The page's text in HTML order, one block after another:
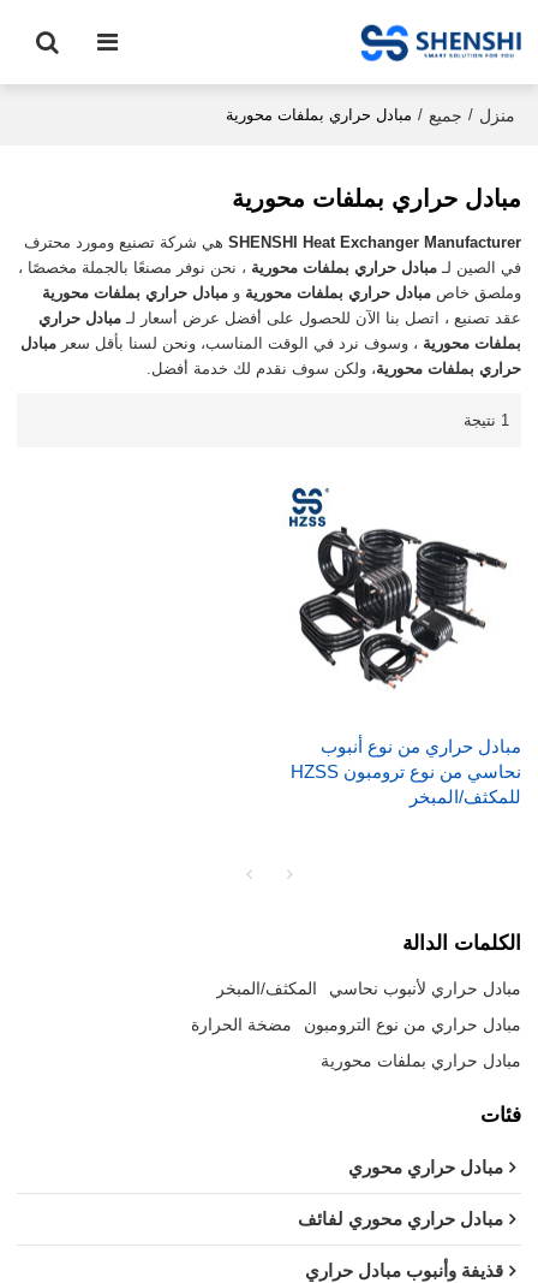
منزل / جميع / مبادل حراري بملفات محورية
مبادل حراري بملفات محورية
SHENSHI Heat Exchanger Manufacturer​ هي شركة تصنيع ومورد محترف
في الصين لـمبادل حراري بملفات محورية ، نحن نوفر مصنعًا بالجملة مخصصًا ،
وملصق خاصمبادل حراري بملفات محورية ومبادل حراري بملفات محورية
عقد تصنيع ، اتصل بنا الآن للحصول على أفضل عرض أسعار لـمبادل حراري
بملفات محورية ، وسوف نرد في الوقت المناسب، ونحن لسنا بأقل سعرمبادل
حراري بملفات محورية، ولكن سوف نقدم لك خدمة أفضل.
1 نتيجة
مبادل حراري من نوع أنبوب
نحاسي من نوع ترومبون HZSS
للمكثف/المبخر
الكلمات الدالة
مبادل حراري لأنبوب نحاسي
المكثف/المبخر
مبادل حراري من نوع الترومبون
مضخة الحرارة
مبادل حراري بملفات محورية
فئات
مبادل حراري محوري
مبادل حراري محوري لفائف
قذيفة وأنبوب مبادل حراري